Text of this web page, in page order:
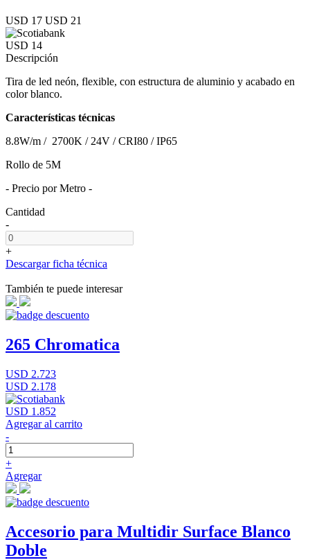
USD 17 USD 21
USD 14
Descripción
Tira de led neón, flexible, con estructura de aluminio y acabado en
color blanco.
Características técnicas
8.8W/m / 2700K / 24V / CRI80 / IP65
Rollo de 5M
- Precio por Metro -
Cantidad
-
+
Descargar ficha técnica
También te puede interesar
265 Chromatica
USD 2.723
USD 2.178
USD 1.852
Agregar al carrito
-
+
Agregar
Accesorio para Multidir Surface Blanco
Doble